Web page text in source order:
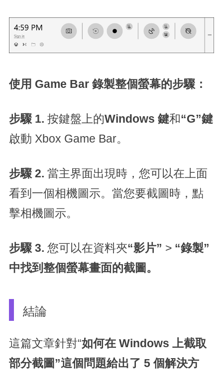
使用 Game Bar 錄製整個螢幕的步驟：
步驟 1. 按鍵盤上的Windows 鍵和“G”鍵
啟動 Xbox Game Bar。
步驟 2. 當主界面出現時，您可以在上面
看到一個相機圖示。當您要截圖時，點
擊相機圖示。
步驟 3. 您可以在資料夾“影片” > “錄製”
中找到整個螢幕畫面的截圖。
結論
這篇文章針對“如何在 Windows 上截取
部分截圖”這個問題給出了 5 個解決方